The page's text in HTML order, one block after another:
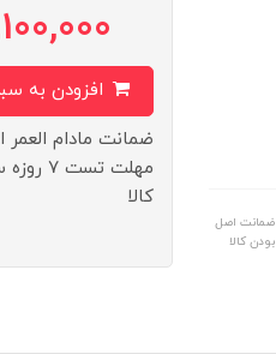
ضمانت اصل
بودن کالا
ضمانت مادام العمر
مهلت تست
کالا